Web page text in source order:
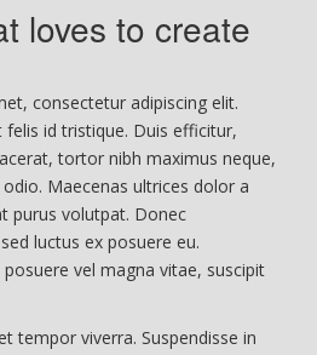
loves to create
consectetur adipiscing elit.
id tristique. Duis efficitur,
tortor nibh maximus neque,
Maecenas ultrices dolor a
purus volutpat. Donec
luctus ex posuere eu.
vel magna vitae, suscipit
tempor viverra. Suspendisse in